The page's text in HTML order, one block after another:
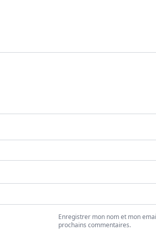
Enregistrer mon nom et mon
prochains commentaires.